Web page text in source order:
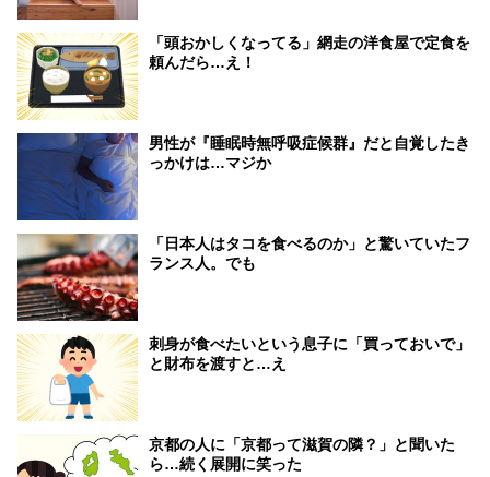
「頭おかしくなってる」網走の洋食屋で定食を
頼んだら…え！
男性が『睡眠時無呼吸症候群』だと自覚したき
っかけは…マジか
「日本人はタコを食べるのか」と驚いていたフ
ランス人。でも
刺身が食べたいという息子に「買っておいで」
と財布を渡すと…え
京都の人に「京都って滋賀の隣？」と聞いた
ら…続く展開に笑った